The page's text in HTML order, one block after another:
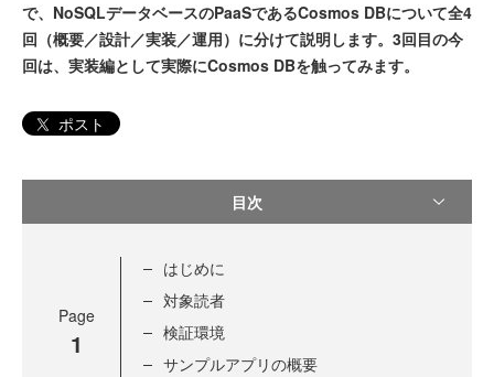
で、NoSQLデータベースのPaaSであるCosmos DBについて全4
回（概要／設計／実装／運用）に分けて説明します。3回目の今
回は、実装編として実際にCosmos DBを触ってみます。
ポスト
目次
Page
1
はじめに
対象読者
検証環境
サンプルアプリの概要